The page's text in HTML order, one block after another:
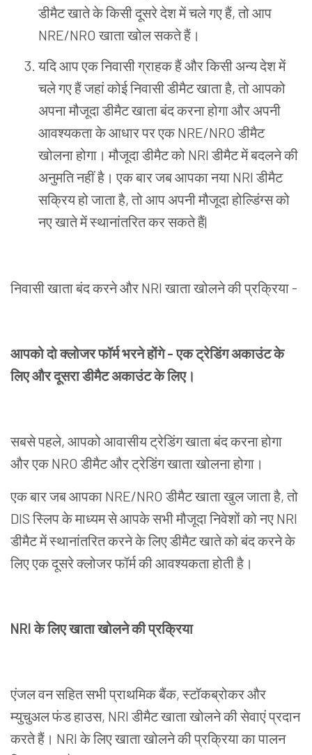
डीमैटखातेकेकिसीदूसरेदेशमेंचलेगएहैं,तोआप
NRE/NRO खाताखोलसकतेहैं।
यदिआपएकनिवासीग्राहकहैंऔरकिसीअन्यदेशमें
चलेगएहैंजहांकोईनिवासीडीमैटखाताहै,तोआपको
अपनामौजूदाडीमैटखाताबंदकरनाहोगाऔरअपनी
आवश्यकताकेआधारपरएक NRE/NRO डीमैट
खोलनाहोगा। मौजूदाडीमैटको NRI डीमैटमेंबदलनेकी
अनुमतिनहींहै। एकबारजबआपकानया NRI डीमैट
सक्रियहोजाताहै,तोआपअपनीमौजूदाहोल्डिंग्सको
नएखातेमेंस्थानांतरितकरसकतेहैं|
निवासीखाताबंदकरनेऔर NRI खाताखोलनेकीप्रक्रिया -
आपकोदोक्लोजरफॉर्मभरनेहोंगे-एकट्रेडिंगअकाउंटके
लिएऔरदूसराडीमैटअकाउंटकेलिए।
सबसेपहले, आपकोआवासीयट्रेडिंगखाताबंदकरनाहोगा
औरएक NRO डीमैटऔरट्रेडिंगखाताखोलनाहोगा।
एकबारजबआपका NRE/NRO डीमैटखाताखुलजाताहै,तो
DIS स्लिपकेमाध्यमसेआपकेसभीमौजूदानिवेशोंकोनए NRI
डीमैटमेंस्थानांतरितकरनेकेलिएडीमैटखातेकोबंदकरनेके
लिएएकदूसरेक्लोजरफॉर्मकीआवश्यकताहोतीहै।
NRI केलिएखाताखोलनेकीप्रक्रिया
एंजलवनसहितसभीप्राथमिकबैंक,स्टॉकब्रोकरऔर
म्युचुअलफंडहाउस, NRI डीमैटखाताखोलनेकीसेवाएंप्रदान
करतेहैं। NRI केलिएखाताखोलनेकीप्रक्रियाकापालन